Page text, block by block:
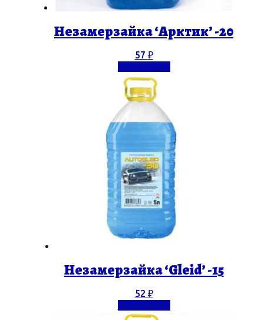
Незамерзайка ‘Арктик’ -20
57 ₽
Незамерзайка ‘Gleid’ -15
52 ₽